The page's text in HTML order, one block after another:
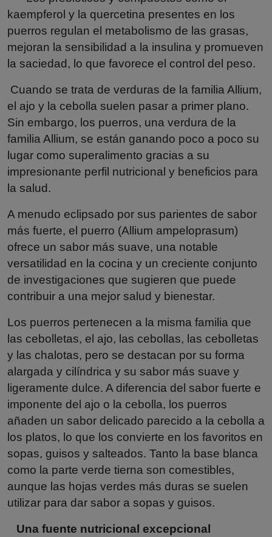
kaempferol y la quercetina presentes en los
puerros regulan el metabolismo de las grasas,
mejoran la sensibilidad a la insulina y promueven
la saciedad, lo que favorece el control del peso.
Cuando se trata de verduras de la familia Allium,
el ajo y la cebolla suelen pasar a primer plano.
Sin embargo, los puerros, una verdura de la
familia Allium, se están ganando poco a poco su
lugar como superalimento gracias a su
impresionante perfil nutricional y beneficios para
la salud.
A menudo eclipsado por sus parientes de sabor
más fuerte, el puerro (Allium ampeloprasum)
ofrece un sabor más suave, una notable
versatilidad en la cocina y un creciente conjunto
de investigaciones que sugieren que puede
contribuir a una mejor salud y bienestar.
Los puerros pertenecen a la misma familia que
las cebolletas, el ajo, las cebollas, las cebolletas
y las chalotas, pero se destacan por su forma
alargada y cilíndrica y su sabor más suave y
ligeramente dulce. A diferencia del sabor fuerte e
imponente del ajo o la cebolla, los puerros
añaden un sabor delicado parecido a la cebolla a
los platos, lo que los convierte en los favoritos en
sopas, guisos y salteados. Tanto la base blanca
como la parte verde tierna son comestibles,
aunque las hojas verdes más duras se suelen
utilizar para dar sabor a sopas y guisos.
Una fuente nutricional excepcional